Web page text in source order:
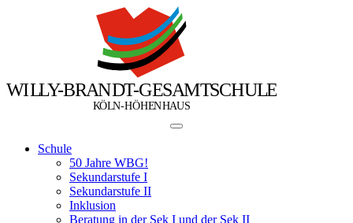
WILLY-BRANDT-GESAMTSCHULE
KÖLN-HÖHENHAUS
Schule
50 Jahre WBG!
Sekundarstufe I
Sekundarstufe II
Inklusion
Beratung in der Sek I und der Sek II